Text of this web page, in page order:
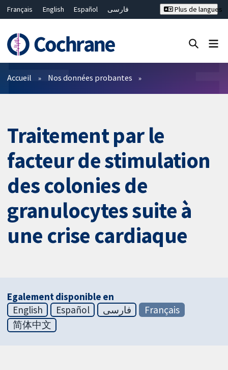
Français English Español
فارسی
Bahasa Malaysia
ไทย
繁體中文
简体中文
Plus de langues
Filtres
Accueil Nos données probantes
Traitement par le
facteur de stimulation
des colonies de
granulocytes suite à
une crise cardiaque
Egalement disponible en
English
Español فارسی
Français
简体中文